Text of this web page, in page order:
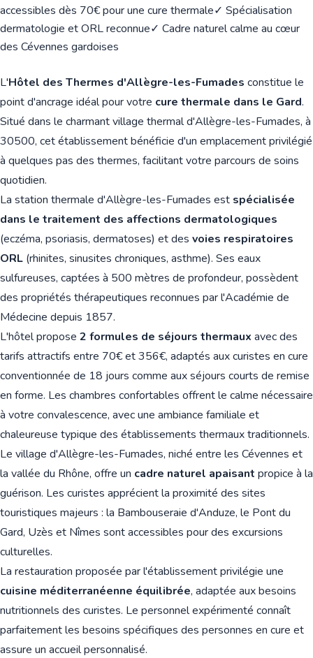
accessibles dès 70€ pour une cure thermale✓ Spécialisation
dermatologie et ORL reconnue✓ Cadre naturel calme au cœur
des Cévennes gardoises
L'Hôtel des Thermes d'Allègre-les-Fumades constitue le
point d'ancrage idéal pour votre cure thermale dans le Gard.
Situé dans le charmant village thermal d'Allègre-les-Fumades, à
30500, cet établissement bénéficie d'un emplacement privilégié
à quelques pas des thermes, facilitant votre parcours de soins
quotidien.
La station thermale d'Allègre-les-Fumades est spécialisée
dans le traitement des affections dermatologiques
(eczéma, psoriasis, dermatoses) et des voies respiratoires
ORL (rhinites, sinusites chroniques, asthme). Ses eaux
sulfureuses, captées à 500 mètres de profondeur, possèdent
des propriétés thérapeutiques reconnues par l'Académie de
Médecine depuis 1857.
L'hôtel propose 2 formules de séjours thermaux avec des
tarifs attractifs entre 70€ et 356€, adaptés aux curistes en cure
conventionnée de 18 jours comme aux séjours courts de remise
en forme. Les chambres confortables offrent le calme nécessaire
à votre convalescence, avec une ambiance familiale et
chaleureuse typique des établissements thermaux traditionnels.
Le village d'Allègre-les-Fumades, niché entre les Cévennes et
la vallée du Rhône, offre un cadre naturel apaisant propice à la
guérison. Les curistes apprécient la proximité des sites
touristiques majeurs : la Bambouseraie d'Anduze, le Pont du
Gard, Uzès et Nîmes sont accessibles pour des excursions
culturelles.
La restauration proposée par l'établissement privilégie une
cuisine méditerranéenne équilibrée, adaptée aux besoins
nutritionnels des curistes. Le personnel expérimenté connaît
parfaitement les besoins spécifiques des personnes en cure et
assure un accueil personnalisé.